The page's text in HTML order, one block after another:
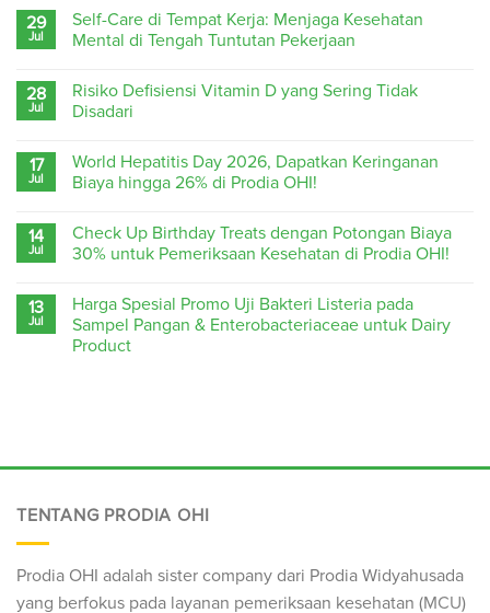
29
Jul
Self-Care di Tempat Kerja: Menjaga Kesehatan
Mental di Tengah Tuntutan Pekerjaan
28
Jul
Risiko Defisiensi Vitamin D yang Sering Tidak
Disadari
17
Jul
World Hepatitis Day 2026, Dapatkan Keringanan
Biaya hingga 26% di Prodia OHI!
14
Jul
Check Up Birthday Treats dengan Potongan Biaya
30% untuk Pemeriksaan Kesehatan di Prodia OHI!
13
Jul
Harga Spesial Promo Uji Bakteri Listeria pada
Sampel Pangan & Enterobacteriaceae untuk Dairy
Product
TENTANG PRODIA OHI
Prodia OHI adalah sister company dari Prodia Widyahusada
yang berfokus pada layanan pemeriksaan kesehatan (MCU)